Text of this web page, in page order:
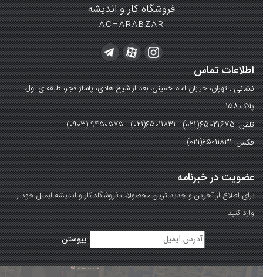
فروشگاه کار و اندیشه
ACHARABZAR
اطلاعات تماس
نشانی :تهران، خیابان امام خمینی، بعد از شیخ هادی، پاساژ فجر، طبقه ی اول،
پلاک 158
تلفن: 65021675(021) (0903) 9450575 (021)65011831
فکس:(021)65011831
عضویت در خبرنامه
برای اطلاع از آخرین و جدید ترین محصولات فروشگاه کار و اندیشه ایمیل خود را
وارد کنید